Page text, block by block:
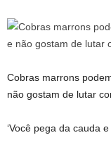
Cobras marrons
não gostam de lutar
‘Você pega da cauda